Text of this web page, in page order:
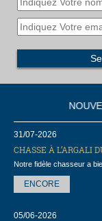
31/07-2026
CHASSE À L’ARGALI
Notre fidèle chasseur a
ENCORE
05/06-2026